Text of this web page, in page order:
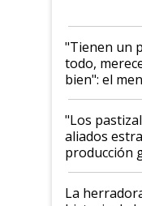
"Tienen un
todo,
bien": el
ganadera
para el
foco en la
"Los
aliados
producción
la iniciativa
La